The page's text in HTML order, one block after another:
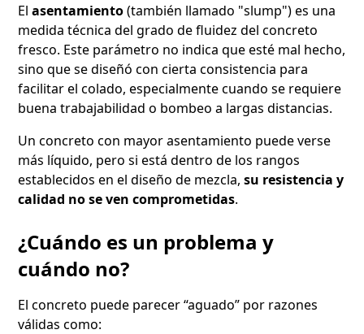
Elasentamiento(también llamado "slump") es una
medida técnica del grado de fluidez del concreto
fresco. Este parámetro no indica que esté mal hecho,
sino que se diseñó con cierta consistencia para
facilitar el colado, especialmente cuando se requiere
buena trabajabilidad o bombeo a largas distancias.
Un concreto con mayor asentamiento puede verse
más líquido, pero si está dentro de los rangos
establecidos en el diseño de mezcla,su resistencia y
calidad no se ven comprometidas.
¿Cuándo es un problema y
cuándo no?
El concreto puede parecer “aguado” por razones
válidas como: